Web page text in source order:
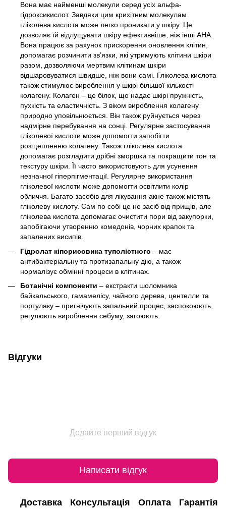
Вона має найменші молекули серед усіх альфа-
гідроксикислот. Завдяки цим крихітним молекулам
гліколева кислота може легко проникати у шкіру. Це
дозволяє їй відлущувати шкіру ефективніше, ніж інші AHA.
Вона працює за рахунок прискорення оновлення клітин,
допомагає розчинити зв’язки, які утримують клітини шкіри
разом, дозволяючи мертвим клітинам шкіри
відшаровуватися швидше, ніж вони самі. Гліколева кислота
також стимулює вироблення у шкірі більшої кількості
колагену. Колаген – це білок, що надає шкірі пружність,
пухкість та еластичність. З віком вироблення колагену
природно уповільнюється. Він також руйнується через
надмірне перебування на сонці. Регулярне застосування
гліколевої кислоти може допомогти запобігти
розщепленню колагену. Також гліколева кислота
допомагає розгладити дрібні зморшки та покращити тон та
текстуру шкіри. Її часто використовують для усунення
незначної гіперпігментації. Регулярне використання
гліколевої кислоти може допомогти освітлити колір
обличчя. Багато засобів для лікування акне також містять
гліколеву кислоту. Сам по собі це не засіб від прищів, але
гліколева кислота допомагає очистити пори від закупорки,
запобігаючи утворенню комедонів, чорних крапок та
запалених висипів.
Гідролат кіпорисовика туполістного – має
антибактеріальну та протизапальну дію, а також
нормалізує обмінні процеси в клітинах.
Ботанічні компоненти – екстракти шоломника
байкальського, гамамелісу, чайного дерева, центелли та
портулаку – пригнічують запальний процес, заспокоюють,
регулюють вироблення себуму, загоюють.
Відгуки
Додайте перший відгук
Написати відгук
Доставка Консультація Оплата Гарантія